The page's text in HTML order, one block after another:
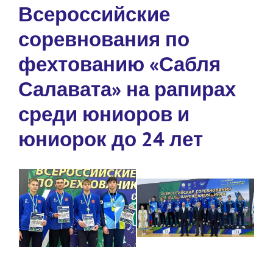
Всероссийские
соревнования по
фехтованию «Сабля
Салавата» на рапирах
среди юниоров и
юниорок до 24 лет